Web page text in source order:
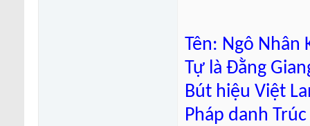
Tên: Ngô Nhân
Tự là Đằng
Bút hiệu Việt
Pháp danh